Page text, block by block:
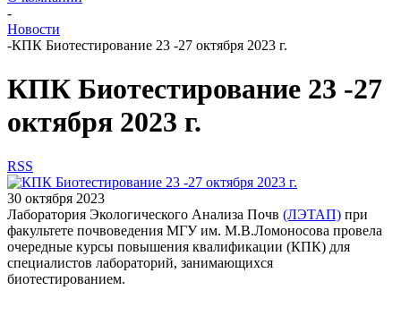
-
Новости
-КПК Биотестирование 23 -27 октября 2023 г.
КПК Биотестирование 23 -27
октября 2023 г.
RSS
30 октября 2023
Лаборатория Экологического Анализа Почв (ЛЭТАП) при
факультете почвоведения МГУ им. М.В.Ломоносова провела
очередные курсы повышения квалификации (КПК) для
специалистов лабораторий, занимающихся
биотестированием.